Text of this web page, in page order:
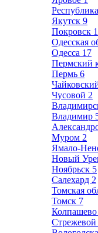
Якутск 9
Покровск 1
Одесская
Одесса 17
Пермский
Пермь 6
Чусовой 2
Владимир
Муром 2
Ямало-
Новый
Ноябрьск 5
Салехард 2
Томская
Томск 7
Колпашево
Стрежевой